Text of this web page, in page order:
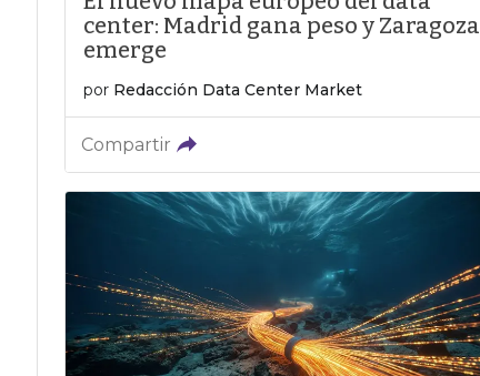
center: Madrid gana peso y Zaragoza
emerge
por Redacción Data Center Market
Compartir